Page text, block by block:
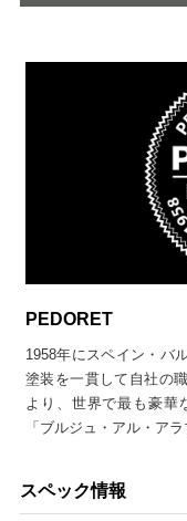
PEDORET
1958年にスペイン・バ
塗装を一貫して自社の
より、世界で最も豪華
「ブルジュ・アル・ア
スペック情報